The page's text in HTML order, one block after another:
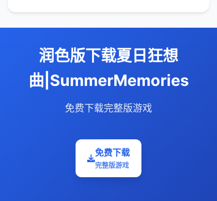
润色版下载夏日狂想
曲|SummerMemories
免费下载完整版游戏
免费下载
完整版游戏